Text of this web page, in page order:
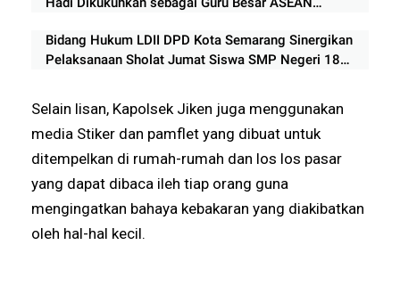
Bidang Hukum LDII DPD Kota Semarang Sinergikan
Pelaksanaan Sholat Jumat Siswa SMP Negeri 18
Selain lisan, Kapolsek Jiken juga menggunakan
media Stiker dan pamflet yang dibuat untuk
ditempelkan di rumah-rumah dan los los pasar
yang dapat dibaca ileh tiap orang guna
mengingatkan bahaya kebakaran yang diakibatkan
oleh hal-hal kecil.